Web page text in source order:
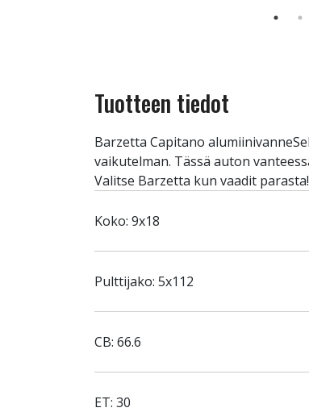
Tuotteen tiedot
Barzetta Capitano
vaikutelman. Tässä auton
Valitse Barzetta kun vaadit parasta!
Koko: 9x18
Pulttijako: 5x112
CB: 66.6
ET: 30